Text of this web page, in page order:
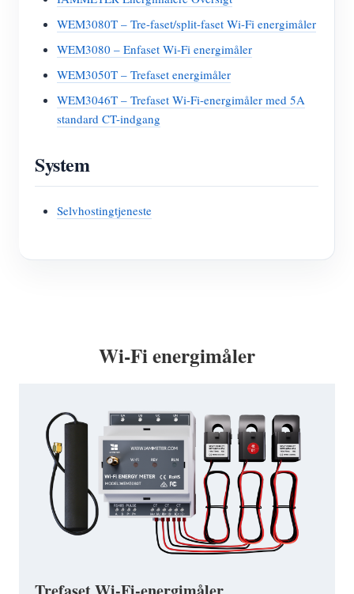
WEM3080T – Tre-faset/split-faset Wi-Fi energimåler
WEM3080 – Enfaset Wi-Fi energimåler
WEM3050T – Trefaset energimåler
WEM3046T – Trefaset Wi-Fi-energimåler med 5A
standard CT-indgang
System
Selvhostingtjeneste
Wi-Fi energimåler